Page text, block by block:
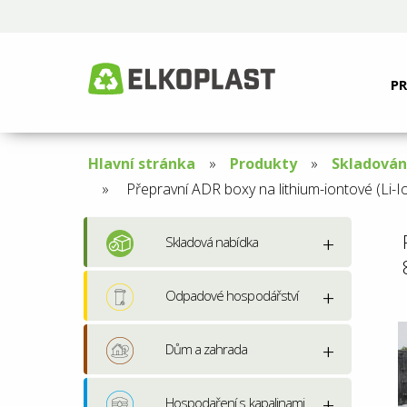
Hlavní stránka Produkty
Aktuální
stránka:
Přepravní ADR boxy na lithium-iontové
Skladová nabídka
Odpadové hospodářství
Dům a zahrada
Hospodaření s kapalinami